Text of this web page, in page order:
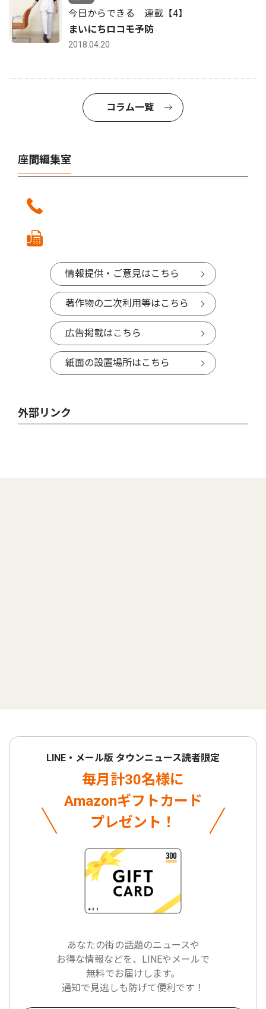
今日からできる 連載【4】
まいにちロコモ予防
2018.04.20
コラム一覧
座間編集室
情報提供・ご意見はこちら
著作物の二次利用等はこちら
広告掲載はこちら
紙面の設置場所はこちら
外部リンク
LINE・メール版 タウンニュース読者限定
毎月計30名様に
Amazonギフトカード
プレゼント！
あなたの街の話題のニュースや
お得な情報などを、LINEやメールで
無料でお届けします。
通知で見逃しも防げて便利です！